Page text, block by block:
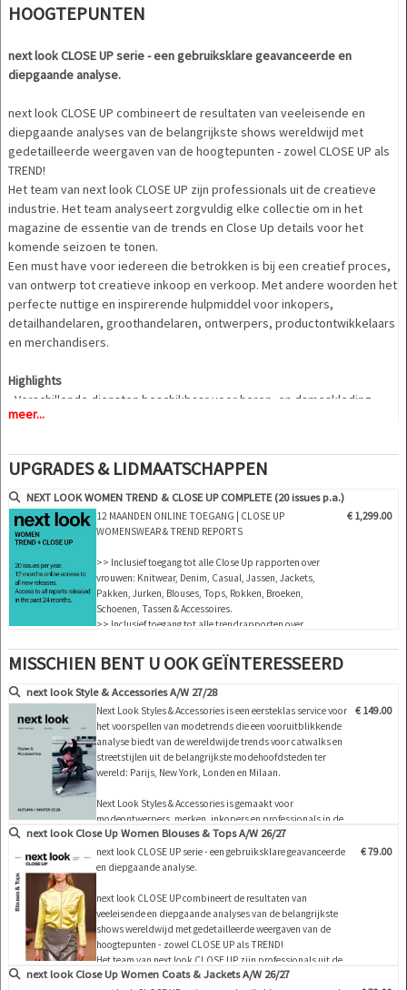
HOOGTEPUNTEN
next look CLOSE UP serie - een gebruiksklare geavanceerde en
diepgaande analyse.
next look CLOSE UP combineert de resultaten van veeleisende en
diepgaande analyses van de belangrijkste shows wereldwijd met
gedetailleerde weergaven van de hoogtepunten - zowel CLOSE UP als
TREND!
Het team van next look CLOSE UP zijn professionals uit de creatieve
industrie. Het team analyseert zorgvuldig elke collectie om in het
magazine de essentie van de trends en Close Up details voor het
komende seizoen te tonen.
Een must have voor iedereen die betrokken is bij een creatief proces,
van ontwerp tot creatieve inkoop en verkoop. Met andere woorden het
perfecte nuttige en inspirerende hulpmiddel voor inkopers,
detailhandelaren, groothandelaren, ontwerpers, productontwikkelaars
en merchandisers.
Highlights
- Verschillende diensten beschikbaar voor heren- en dameskleding
- Meer dan 400 geselecteerde foto's
- Verfijnde en diepgaande analyses van de belangrijkste modeshows
wereldwijd
- Gedetailleerde weergaven van de hoogtepunten
- Gegroepeerd op thema's en trends
- Snitten, stoffen, kleuren en meer
meer...
UPGRADES & LIDMAATSCHAPPEN
NEXT LOOK WOMEN TREND & CLOSE UP COMPLETE (20 issues p.a.)
12 MAANDEN ONLINE TOEGANG | CLOSE UP
WOMENSWEAR & TREND REPORTS
>> Inclusief toegang tot alle Close Up rapporten over
vrouwen: Knitwear, Denim, Casual, Jassen, Jackets,
Pakken, Jurken, Blouses, Tops, Rokken, Broeken,
Schoenen, Tassen & Accessoires.
>> Inclusief toegang tot alle trendrapporten over
colour usage
>> Alle nieuwe edities van de komende 12 maanden
>> Inclusief toegang tot de laatst…
€ 1,299.00
MISSCHIEN BENT U OOK GEÏNTERESSEERD
next look Style & Accessories A/W 27/28
Next Look Styles & Accessories is een eersteklas service voor
het voorspellen van modetrends die een vooruitblikkende
analyse biedt van de wereldwijde trends voor catwalks en
streetstijlen uit de belangrijkste modehoofdsteden ter
wereld: Parijs, New York, Londen en Milaan.
Next Look Styles & Accessories is gemaakt voor
modeontwerpers, merken, inkopers en professionals in de
sector …
€ 149.00
next look Close Up Women Blouses & Tops A/W 26/27
next look CLOSE UP serie - een gebruiksklare geavanceerde
en diepgaande analyse.
next look CLOSE UP combineert de resultaten van
veeleisende en diepgaande analyses van de belangrijkste
shows wereldwijd met gedetailleerde weergaven van de
hoogtepunten - zowel CLOSE UP als TREND!
Het team van next look CLOSE UP zijn professionals uit de
creatieve industrie. Het team analyseert zorgvuldig elke
€ 79.00
next look Close Up Women Coats & Jackets A/W 26/27